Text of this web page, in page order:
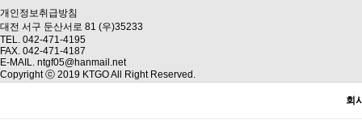
개인정보취급방침
대전 서구 둔산서로 81 (우)35233
TEL. 042-471-4195
FAX. 042-471-4187
E-MAIL. ntgf05@hanmail.net
Copyright ⓒ 2019 KTGO All Right Reserved.
회